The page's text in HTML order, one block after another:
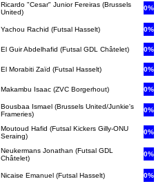
Ricardo "Cesar" Junior Fereiras (Brussels
United)
0%
Yachou Rachid (Futsal Hasselt) 0%
El Guir Abdelhafid (Futsal GDL Châtelet) 0%
El Morabiti Zaïd (Futsal Hasselt) 0%
Makambu Isaac (ZVC Borgerhout) 0%
Bousbaa Ismael (Brussels United/Junkie's
Frameries)
0%
Moutoud Hafid (Futsal Kickers Gilly-ONU
Seraing)
0%
Neukermans Jonathan (Futsal GDL
Châtelet)
0%
Nicaise Emanuel (Futsal Hasselt) 0%